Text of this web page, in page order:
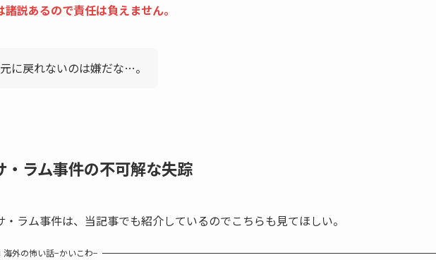
諸説あるので責任は負えません。
元に戻れないのは嫌だな…。
・ラム事件の不可解な失踪
・ラム事件は、当記事でも紹介しているのでこちらも見てほしい。
海外の怖い話−かいこわ−